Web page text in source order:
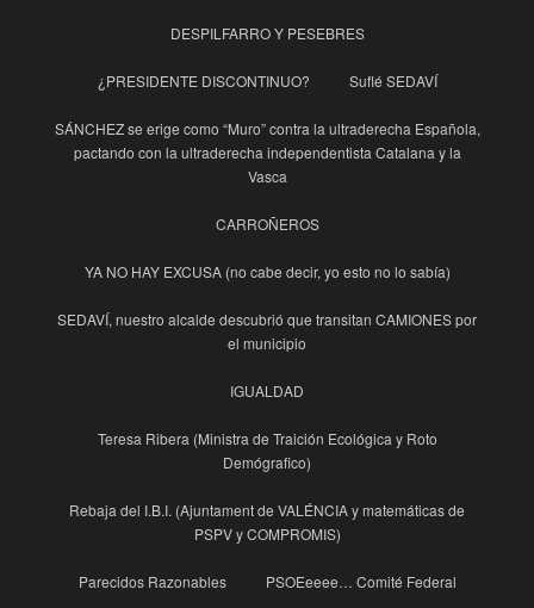
DESPILFARRO Y PESEBRES
¿PRESIDENTE DISCONTINUO? Suflé SEDAVÍ
SÁNCHEZ se erige como “Muro” contra la ultraderecha Española,
pactando con la ultraderecha independentista Catalana y la
Vasca
CARROÑEROS
YA NO HAY EXCUSA (no cabe decir, yo esto no lo sabía)
SEDAVÍ, nuestro alcalde descubrió que transitan CAMIONES por
el municipio
IGUALDAD
Teresa Ribera (Ministra de Traición Ecológica y Roto
Demógrafico)
Rebaja del I.B.I. (Ajuntament de VALÉNCIA y matemáticas de
PSPV y COMPROMIS)
Parecidos Razonables PSOEeeee… Comité Federal